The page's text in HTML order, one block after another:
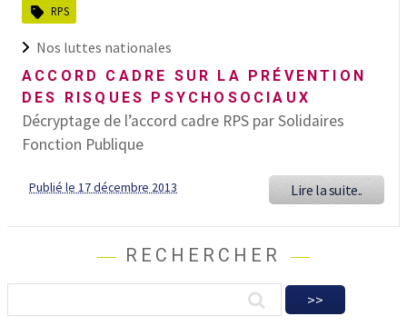
RPS
Nos luttes nationales
ACCORD CADRE SUR LA PRÉVENTION
DES RISQUES PSYCHOSOCIAUX
Décryptage de l’accord cadre RPS par Solidaires
Fonction Publique
Publié le 17 décembre 2013 Lire la suite..
RECHERCHER